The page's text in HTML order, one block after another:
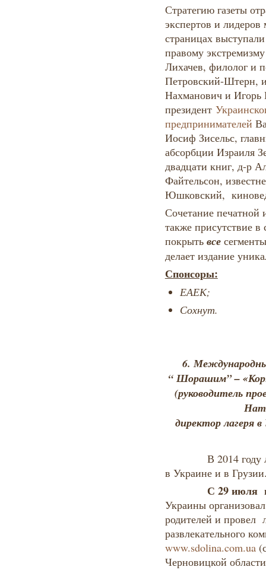
Стратегию газеты
экспертов и
страницах
правому
Лихачев, филолог и
Петровский-Штерн,
Нахманович и
президент
предпринимателей
Иосиф Зисельс,
абсорбции Израиля
двадцати книг, д-р
Файтельсон,
Юшковский,
Сочетание печатной
также присутствие в
покрыть все
делает издание
Спонсоры:
ЕАЕК;
Сохнут.
6.
“ Шорашим” –
(руководитель
директор лагеря
В 2014 году
в Украине и в
С 29 июля
Украины
родителей и провел
развлекательного
www.sdolina.com.ua
Черновицкой